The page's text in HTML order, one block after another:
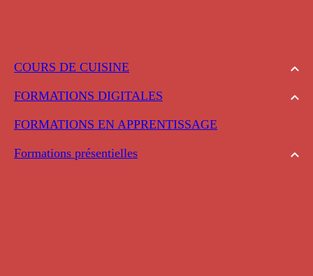
COURS DE CUISINE
FORMATIONS DIGITALES
FORMATIONS EN APPRENTISSAGE
Formations présentielles